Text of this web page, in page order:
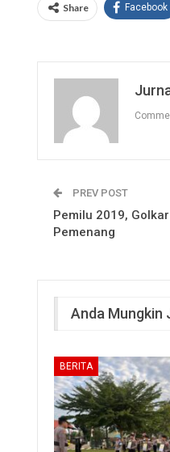
Share Facebook
PREV POST
Pemilu 2019,
Pemenang
Anda Mungkin
BERITA